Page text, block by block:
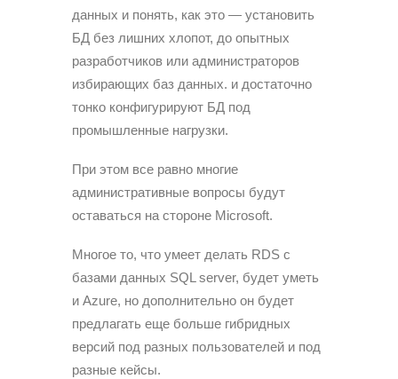
данных и понять, как это — установить
БД без лишних хлопот, до опытных
разработчиков или администраторов
избирающих баз данных. и достаточно
тонко конфигурируют БД под
промышленные нагрузки.
При этом все равно многие
административные вопросы будут
оставаться на стороне Microsoft.
Многое то, что умеет делать RDS с
базами данных SQL server, будет уметь
и Azure, но дополнительно он будет
предлагать еще больше гибридных
версий под разных пользователей и под
разные кейсы.